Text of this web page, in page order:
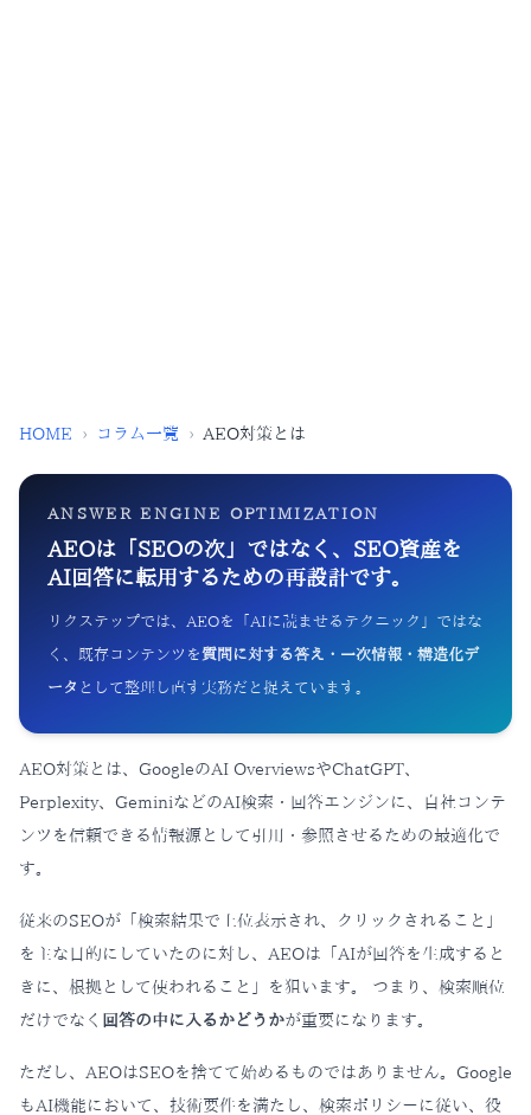
HOME › コラム一覧 › AEO対策とは
ANSWER ENGINE OPTIMIZATION
AEOは「SEOの次」ではなく、SEO資産を
AI回答に転用するための再設計です。
リクステップでは、AEOを「AIに読ませるテクニック」ではな
く、既存コンテンツを質問に対する答え・一次情報・構造化デ
ータ として整理し直す実務だと捉えています。
AEO対策とは、GoogleのAI OverviewsやChatGPT、
Perplexity、GeminiなどのAI検索・回答エンジンに、自社コンテ
ンツを信頼できる情報源として引用・参照させるための最適化で
す。
従来のSEOが「検索結果で上位表示され、クリックされること」
を主な目的にしていたのに対し、AEOは「AIが回答を生成すると
きに、根拠として使われること」を狙います。 つまり、検索順位
だけでなく 回答の中に入るかどうかが重要になります。
ただし、AEOはSEOを捨てて始めるものではありません。Google
もAI機能において、技術要件を満たし、検索ポリシーに従い、役